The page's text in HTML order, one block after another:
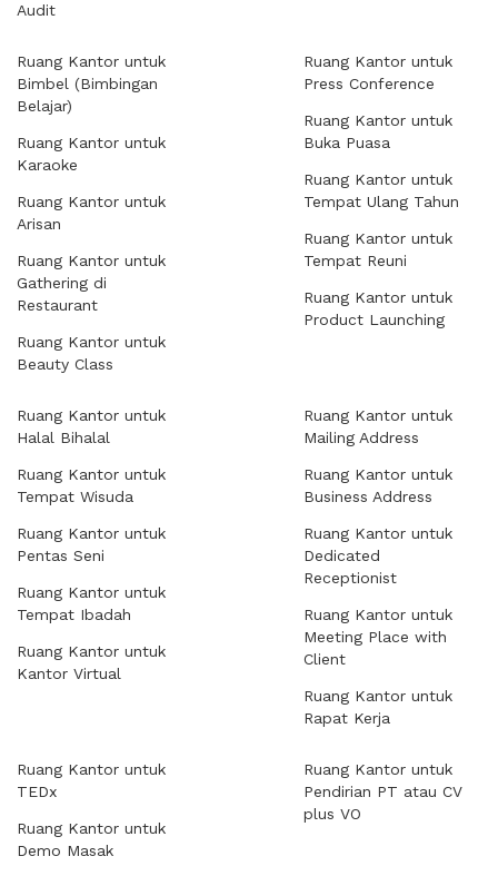
Audit
Ruang Kantor untuk
Bimbel (Bimbingan
Belajar)
Ruang Kantor untuk
Karaoke
Ruang Kantor untuk
Arisan
Ruang Kantor untuk
Gathering di
Restaurant
Ruang Kantor untuk
Beauty Class
Ruang Kantor untuk
Press Conference
Ruang Kantor untuk
Buka Puasa
Ruang Kantor untuk
Tempat Ulang Tahun
Ruang Kantor untuk
Tempat Reuni
Ruang Kantor untuk
Product Launching
Ruang Kantor untuk
Halal Bihalal
Ruang Kantor untuk
Tempat Wisuda
Ruang Kantor untuk
Pentas Seni
Ruang Kantor untuk
Tempat Ibadah
Ruang Kantor untuk
Kantor Virtual
Ruang Kantor untuk
Mailing Address
Ruang Kantor untuk
Business Address
Ruang Kantor untuk
Dedicated
Receptionist
Ruang Kantor untuk
Meeting Place with
Client
Ruang Kantor untuk
Rapat Kerja
Ruang Kantor untuk
TEDx
Ruang Kantor untuk
Demo Masak
Ruang Kantor untuk
Pendirian PT atau CV
plus VO